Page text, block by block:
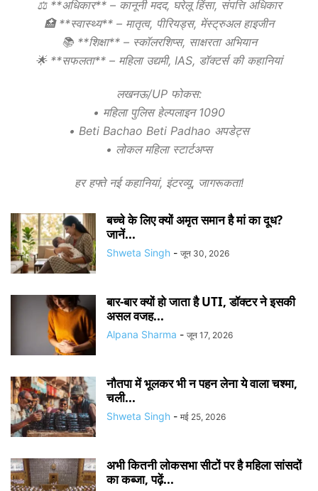
⚖️ **अधिकार** – कानूनी मदद, घरेलू हिंसा, संपत्ति अधिकार
🏥 **स्वास्थ्य** – मातृत्व, पीरियड्स, मेंस्ट्रुअल हाइजीन
📚 **शिक्षा** – स्कॉलरशिप्स, साक्षरता अभियान
🌟 **सफलता** – महिला उद्यमी, IAS, डॉक्टर्स की कहानियां
लखनऊ/UP फोकस:
• महिला पुलिस हेल्पलाइन 1090
• Beti Bachao Beti Padhao अपडेट्स
• लोकल महिला स्टार्टअप्स
हर हफ्ते नई कहानियां, इंटरव्यू, जागरूकता!
बच्चे के लिए क्यों अमृत समान है मां का दूध?
जानें...
Shweta Singh - जून 30, 2026
बार-बार क्यों हो जाता है UTI, डॉक्टर ने इसकी
असल वजह...
Alpana Sharma - जून 17, 2026
नौतपा में भूलकर भी न पहन लेना ये वाला चश्मा,
चली...
Shweta Singh - मई 25, 2026
अभी कितनी लोकसभा सीटों पर है महिला सांसदों
का कब्जा, पढ़ें...